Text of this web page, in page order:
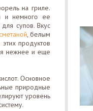
на гриле.
и немного ее
супов. Вкус
, белым
продуктов
нежнее и еще
Основное
природные
уровень